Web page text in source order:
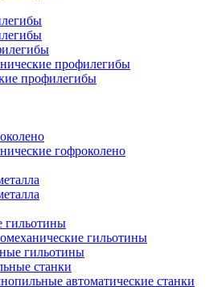
профилегибы
профилегибы
гофроколено
гильотины
гильотины
гильотины
станки
автоматические станки